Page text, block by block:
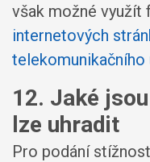
však možné využít
internetových
telekomunikačního
12. Jaké
lze uhradit
Pro podání